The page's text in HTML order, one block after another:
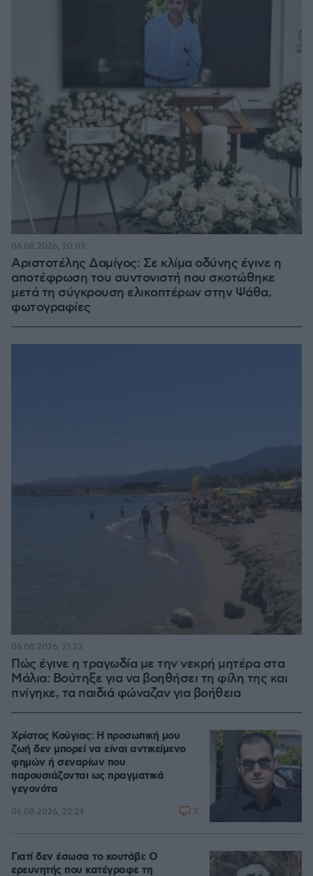
Αριστοτέλης Δαμίγος: Σε κλίμα οδύνης έγινε η
αποτέφρωση του συντονιστή που σκοτώθηκε
μετά τη σύγκρουση ελικοπτέρων στην Ψάθα,
φωτογραφίες
06.08.2026, 20:03
Πώς έγινε η τραγωδία με την νεκρή μητέρα στα
Μάλια: Βούτηξε για να βοηθήσει τη φίλη της και
πνίγηκε, τα παιδιά φώναζαν για βοήθεια
06.08.2026, 21:23
Χρίστος Κούγιας: Η προσωπική μου
ζωή δεν μπορεί να είναι αντικείμενο
φημών ή σεναρίων που
παρουσιάζονται ως πραγματικά
γεγονότα
06.08.2026, 22:24 2
Γιατί δεν έσωσα το κουτάβι: Ο
ερευνητής που κατέγραφε τη